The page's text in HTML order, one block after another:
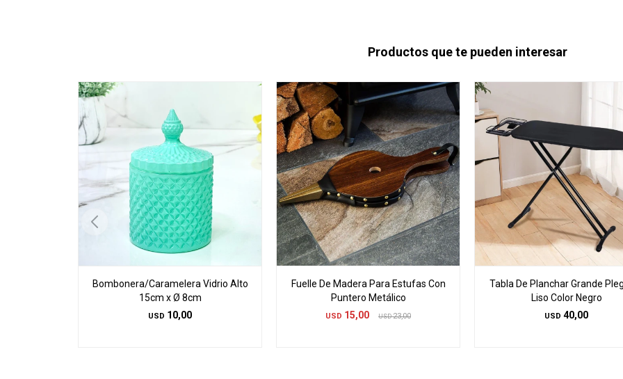
Productos que te pueden interesar
Bombonera/Caramelera Vidrio Alto
15cm x Ø 8cm
USD 10,00
Fuelle De Madera Para Estufas Con
Puntero Metálico
USD 15,00 USD 23,00
Tabla De Planchar Grande
Liso Color Negro
USD 40,00